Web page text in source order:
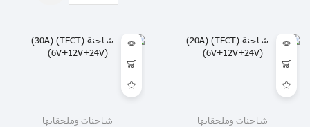
شاحنات وملحقاتها شاحنات وملحقاتها